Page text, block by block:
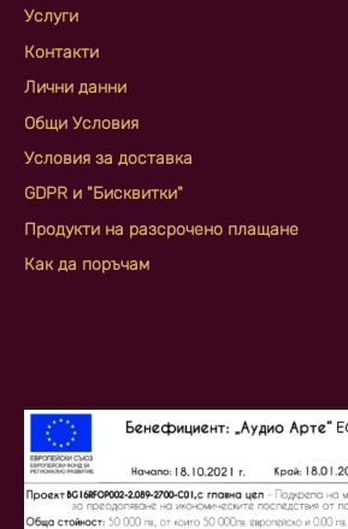
Услуги
Контакти
Лични данни
Общи Условия
Условия за доставка
GDPR и "Бисквитки"
Продукти на разсрочено плащане
Как да поръчам